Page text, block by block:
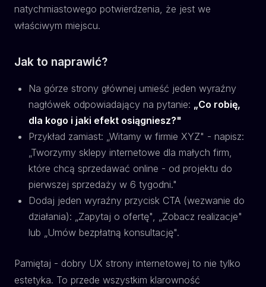
natychmiastowego potwierdzenia, że jest we
właściwym miejscu.
Jak to naprawić?
Na górze strony głównej umieść jeden wyraźny
nagłówek odpowiadający na pytanie: „Co robię,
dla kogo i jaki efekt osiągniesz?"
Przykład zamiast: „Witamy w firmie XYZ" - napisz:
„Tworzymy sklepy internetowe dla małych firm,
które chcą sprzedawać online - od projektu do
pierwszej sprzedaży w 6 tygodni."
Dodaj jeden wyraźny przycisk CTA (wezwanie do
działania): „Zapytaj o ofertę", „Zobacz realizacje"
lub „Umów bezpłatną konsultację".
Pamiętaj - dobry UX strony internetowej to nie tylko
estetyka. To przede wszystkim klarowność